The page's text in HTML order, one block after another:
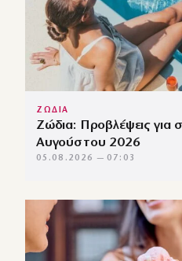
ΖΩΔΙΑ
Ζώδια: Προβλέψεις για
Αυγούστου 2026
05.08.2026 — 07:03